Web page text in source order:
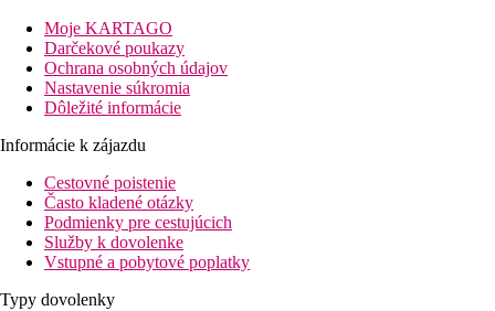
aj na izbách
Popis izby
Hotel ponúka svojim hostom ubytovanie v príjemne zariadených
izbách s vlastným sociálnym zariadením a toaletou. Medzi dalšie
a trezor. Pripojenie WiFi je dostupné aj na izbách
Šport a zábava
Relaxovat hostia môžu v hotelovej saune alebo naopak si môžu
zašportovat v hotelovom fitness centre
Stravovanie
Moje KARTAGO
Darčekové poukazy
Ochrana osobných údajov
Nastavenie súkromia
Dôležité informácie
Informácie k zájazdu
Cestovné poistenie
Často kladené otázky
Podmienky pre cestujúcich
Služby k dovolenke
Vstupné a pobytové poplatky
Typy dovolenky